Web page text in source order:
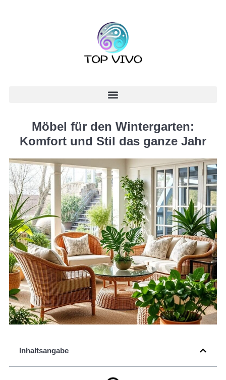
Möbel für den Wintergarten:
Komfort und Stil das ganze Jahr
Inhaltsangabe